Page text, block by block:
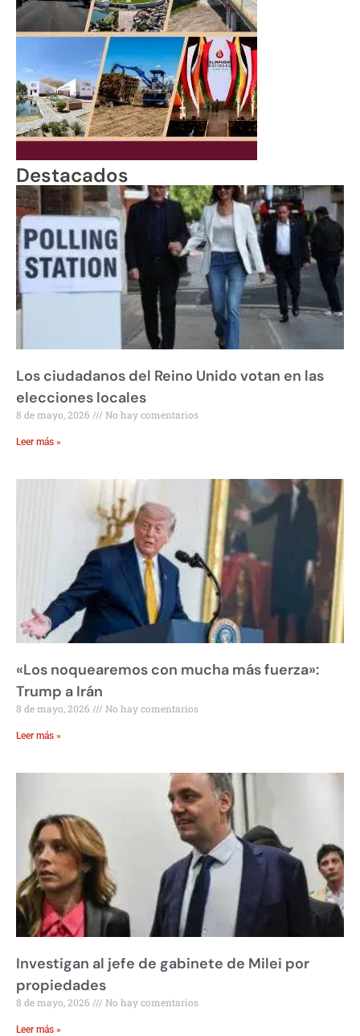
Destacados
Los ciudadanos del Reino Unido votan en las
elecciones locales
8 de mayo, 2026 No hay comentarios
Leer más »
«Los noquearemos con mucha más fuerza»:
Trump a Irán
8 de mayo, 2026 No hay comentarios
Leer más »
Investigan al jefe de gabinete de Milei por
propiedades
8 de mayo, 2026 No hay comentarios
Leer más »